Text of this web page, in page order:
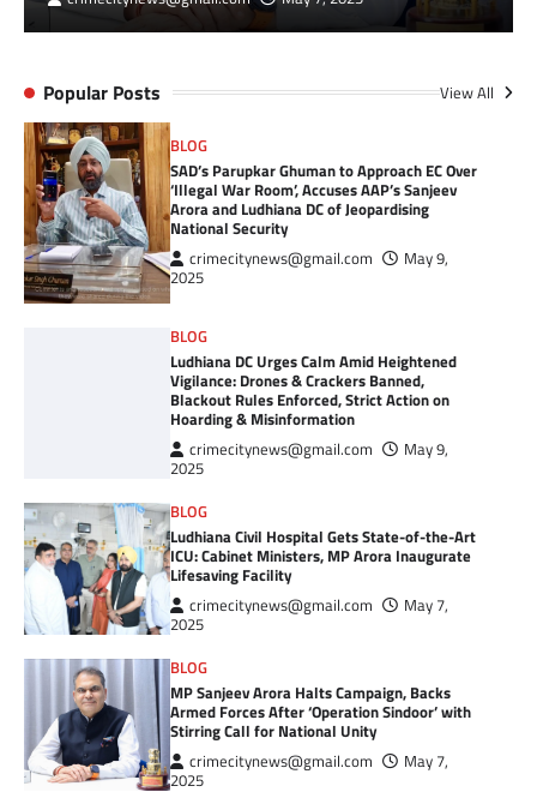
Popular Posts View All
BLOG
SAD’s Parupkar Ghuman to Approach EC Over
‘Illegal War Room’, Accuses AAP’s Sanjeev
Arora and Ludhiana DC of Jeopardising
National Security
crimecitynews@gmail.com
May 9,
2025
BLOG
Ludhiana DC Urges Calm Amid Heightened
Vigilance: Drones & Crackers Banned,
Blackout Rules Enforced, Strict Action on
Hoarding & Misinformation
crimecitynews@gmail.com
May 9,
2025
BLOG
Ludhiana Civil Hospital Gets State-of-the-Art
ICU: Cabinet Ministers, MP Arora Inaugurate
Lifesaving Facility
crimecitynews@gmail.com
May 7,
2025
BLOG
MP Sanjeev Arora Halts Campaign, Backs
Armed Forces After ‘Operation Sindoor’ with
Stirring Call for National Unity
crimecitynews@gmail.com
May 7,
2025